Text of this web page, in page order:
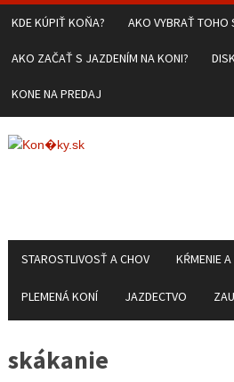
KDE KÚPIŤ KOŇA? AKO VYBRAŤ TOHO
AKO ZAČAŤ S JAZDENÍM NA KONI?
KONE NA PREDAJ
STAROSTLIVOSŤ A CHOV KŔMENIE
PLEMENÁ KONÍ JAZDECTVO
skákanie